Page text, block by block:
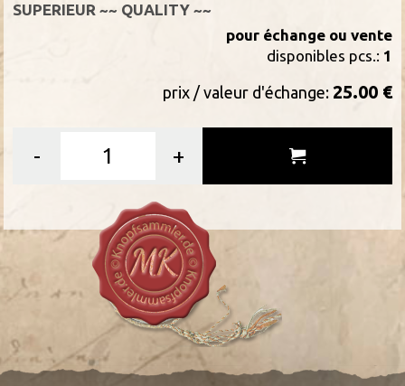
SUPERIEUR ~~ QUALITY ~~
pour échange ou vente
disponibles pcs.: 1
prix / valeur d'échange: 25.00 €
- +